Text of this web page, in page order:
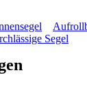
Segel